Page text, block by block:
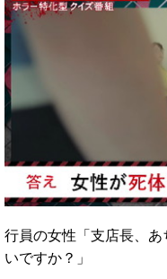
行員の女性「支店長、
いですか？」